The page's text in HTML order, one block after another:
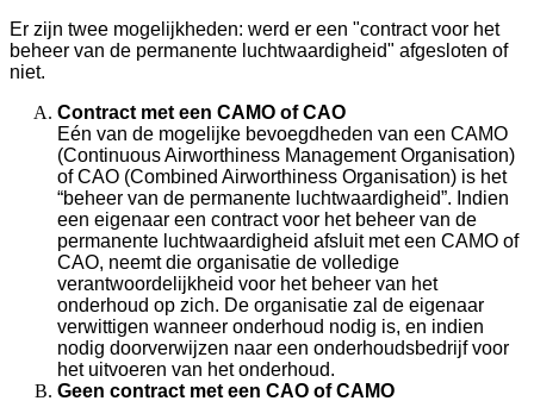
Er zijn twee mogelijkheden: werd er een "contract voor het
beheer van de permanente luchtwaardigheid" afgesloten of
niet.
Contract met een CAMO of CAO
Eén van de mogelijke bevoegdheden van een CAMO
(Continuous Airworthiness Management Organisation)
of CAO (Combined Airworthiness Organisation) is het
“beheer van de permanente luchtwaardigheid”. Indien
een eigenaar een contract voor het beheer van de
permanente luchtwaardigheid afsluit met een CAMO of
CAO, neemt die organisatie de volledige
verantwoordelijkheid voor het beheer van het
onderhoud op zich. De organisatie zal de eigenaar
verwittigen wanneer onderhoud nodig is, en indien
nodig doorverwijzen naar een onderhoudsbedrijf voor
het uitvoeren van het onderhoud.
Geen contract met een CAO of CAMO